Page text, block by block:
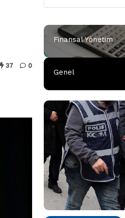
37 0
Finansal Yönetim
Genel